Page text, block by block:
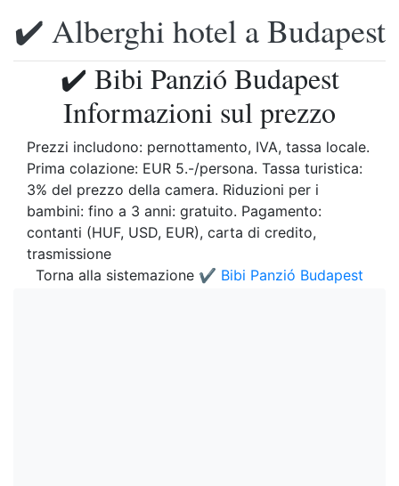
✔️ Alberghi hotel a Budapest
✔️ Bibi Panzió Budapest
Informazioni sul prezzo
Prezzi includono: pernottamento, IVA, tassa locale.
Prima colazione: EUR 5.-/persona. Tassa turistica:
3% del prezzo della camera. Riduzioni per i
bambini: fino a 3 anni: gratuito. Pagamento:
contanti (HUF, USD, EUR), carta di credito,
trasmissione
Torna alla sistemazione ✔️ Bibi Panzió Budapest